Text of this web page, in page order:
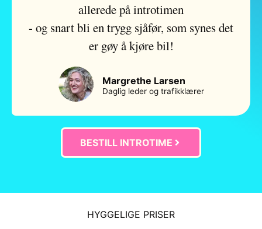
allerede på introtimen
- og snart bli en trygg sjåfør, som synes det
er gøy å kjøre bil!
Margrethe Larsen
Daglig leder og trafikklærer
BESTILL INTROTIME
HYGGELIGE PRISER